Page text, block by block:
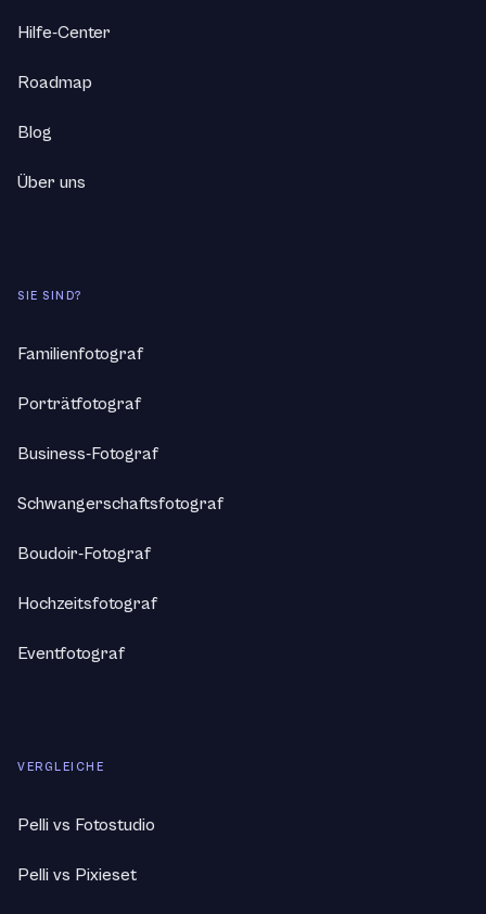
Hilfe-Center
Roadmap
Blog
Über uns
SIE SIND?
Familienfotograf
Porträtfotograf
Business-Fotograf
Schwangerschaftsfotograf
Boudoir-Fotograf
Hochzeitsfotograf
Eventfotograf
VERGLEICHE
Pelli vs Fotostudio
Pelli vs Pixieset